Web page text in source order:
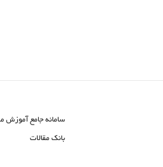
سامانه جامع آموزش
بانک مقالات